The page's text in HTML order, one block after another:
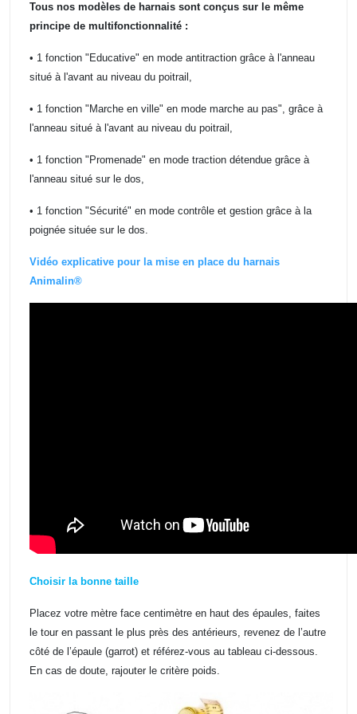
Tous nos modèles de harnais sont conçus sur le même
principe de multifonctionnalité :
• 1 fonction "Educative" en mode antitraction grâce à l'anneau
situé à l'avant au niveau du poitrail,
• 1 fonction "Marche en ville" en mode marche au pas", grâce à
l'anneau situé à l'avant au niveau du poitrail,
• 1 fonction "Promenade" en mode traction détendue grâce à
l'anneau situé sur le dos,
• 1 fonction "Sécurité" en mode contrôle et gestion grâce à la
poignée située sur le dos.
Vidéo explicative pour la mise en place du harnais
Animalin®
Choisir la bonne taille
Placez votre mètre face centimètre en haut des épaules, faites
le tour en passant le plus près des antérieurs, revenez de l’autre
côté de l’épaule (garrot) et référez-vous au tableau ci-dessous.
En cas de doute, rajouter le critère poids.